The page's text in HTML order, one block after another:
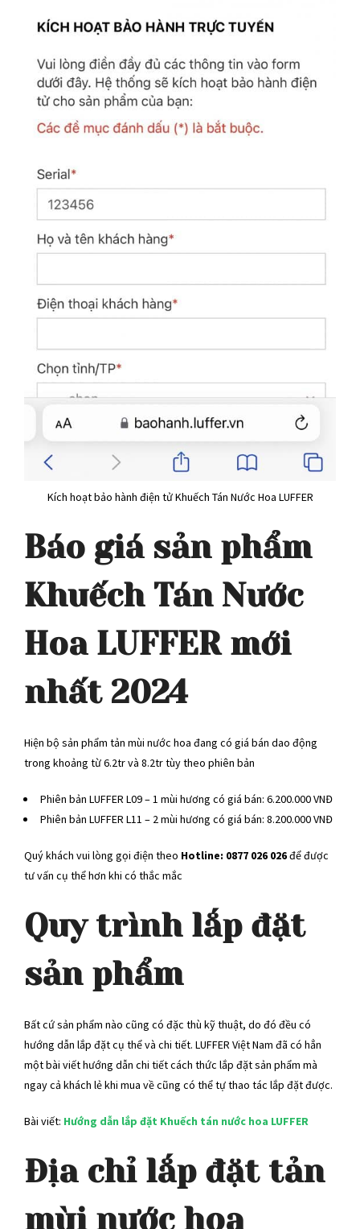
Kích hoạt bảo hành điện tử Khuếch Tán Nước Hoa LUFFER
Báo giá sản phẩm
Khuếch Tán Nước
Hoa LUFFER mới
nhất 2024
Hiện bộ sản phẩm tản mùi nước hoa đang có giá bán dao động
trong khoảng từ 6.2tr và 8.2tr tùy theo phiên bản
Phiên bản LUFFER L09 – 1 mùi hương có giá bán: 6.200.000 VNĐ
Phiên bản LUFFER L11 – 2 mùi hương có giá bán: 8.200.000 VNĐ
Quý khách vui lòng gọi điện theo Hotline: 0877 026 026để được
tư vấn cụ thể hơn khi có thắc mắc
Quy trình lắp đặt
sản phẩm
Bất cứ sản phẩm nào cũng có đặc thù kỹ thuật, do đó đều có
hướng dẫn lắp đặt cụ thể và chi tiết. LUFFER Việt Nam đã có hẳn
một bài viết hướng dẫn chi tiết cách thức lắp đặt sản phẩm mà
ngay cả khách lẻ khi mua về cũng có thể tự thao tác lắp đặt được.
Bài viết: Hướng dẫn lắp đặt Khuếch tán nước hoa LUFFER
Địa chỉ lắp đặt tản
mùi nước hoa